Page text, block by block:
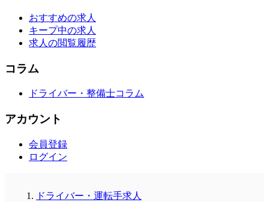
おすすめの求人
キープ中の求人
求人の閲覧履歴
コラム
ドライバー・整備士コラム
アカウント
会員登録
ログイン
ドライバー・運転手求人